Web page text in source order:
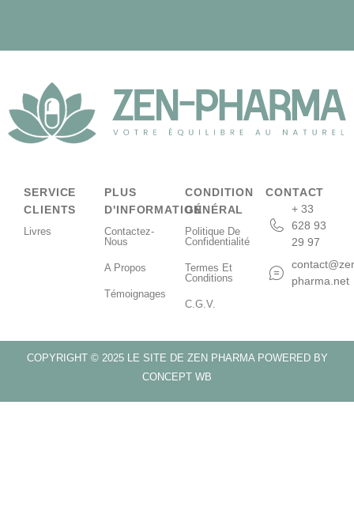
SERVICE
CLIENTS
Livres
PLUS
D'INFORMATION
Contactez-
Nous
A Propos
Témoignages
CONDITION
GÉNÉRAL
Politique De
Confidentialité
Termes Et
Conditions
C.G.V.
CONTACT
+ 33
628 93
29 97
pharma.net
COPYRIGHT © 2025 LE SITE DE ZEN PHARMA POWERED BY
CONCEPT WB